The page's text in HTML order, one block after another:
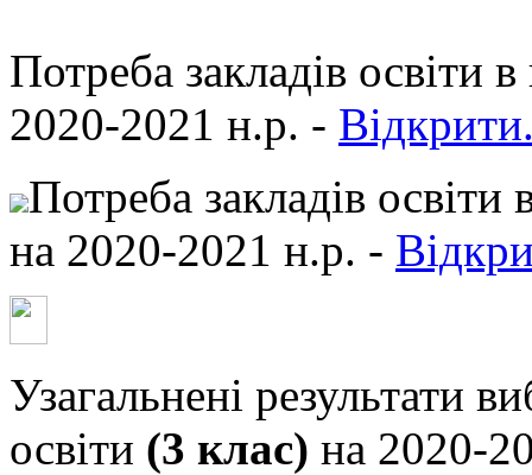
Потреба закладів освіти
2020-2021 н.р. -
Потреба закладів
на 2020-2021 н.р. -
Узагальнені результати
освіти (3 клас) на 2020-